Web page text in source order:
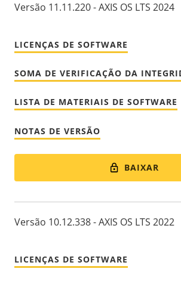
Versão 11.11.220 - AXIS OS LTS 2024
LICENÇAS DE SOFTWARE
SOMA DE VERIFICAÇÃO DA
LISTA DE MATERIAIS DE SOFTWARE
NOTAS DE VERSÃO
BAIXAR
Versão 10.12.338 - AXIS OS LTS 2022
LICENÇAS DE SOFTWARE